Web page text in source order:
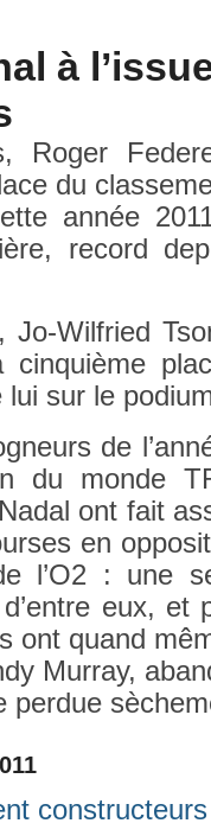
à
Roger
du
année
re­cord
Jo-Wilfried
sur le
de
du monde
ont fait
en
l’O2 : une
eux, et
ont quand
Mur­ray,
per­due
con­struc­teurs